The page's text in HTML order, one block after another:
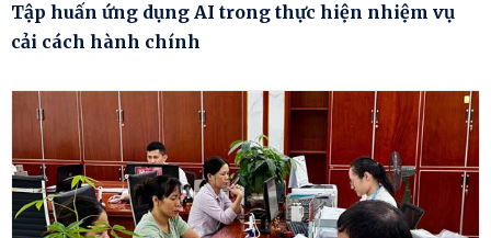
Tập huấn ứng dụng AI trong thực hiện nhiệm vụ
cải cách hành chính